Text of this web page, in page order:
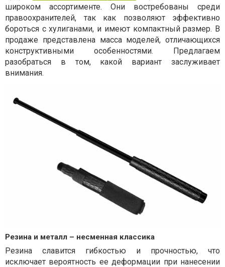
широком ассортименте. Они востребованы среди
правоохранителей, так как позволяют эффективно
бороться с хулиганами, и имеют компактный размер. В
продаже представлена масса моделей, отличающихся
конструктивными особенностями. Предлагаем
разобраться в том, какой вариант заслуживает
внимания.
Резина и металл – несменная классика
Резина славится гибкостью и прочностью, что
исключает вероятность ее деформации при нанесении